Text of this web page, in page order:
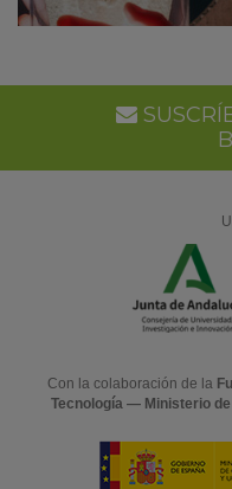
Con la colaboración de la
Tecnología — Ministerio